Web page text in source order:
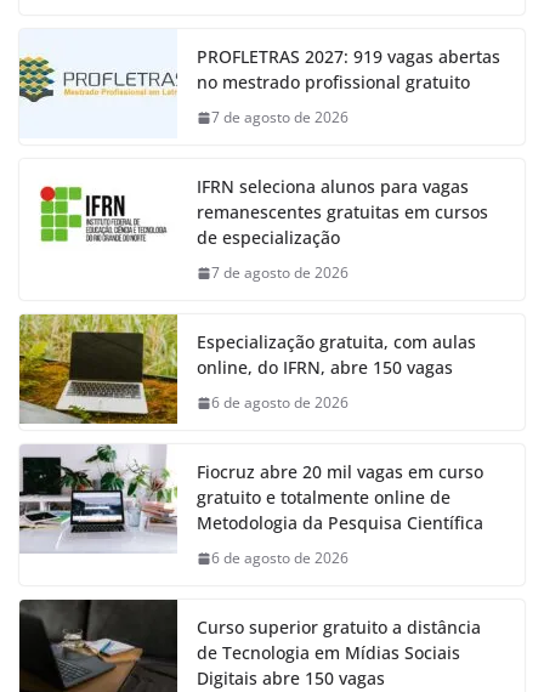
PROFLETRAS 2027: 919 vagas abertas
no mestrado profissional gratuito
7 de agosto de 2026
IFRN seleciona alunos para vagas
remanescentes gratuitas em cursos
de especialização
7 de agosto de 2026
Especialização gratuita, com aulas
online, do IFRN, abre 150 vagas
6 de agosto de 2026
Fiocruz abre 20 mil vagas em curso
gratuito e totalmente online de
Metodologia da Pesquisa Científica
6 de agosto de 2026
Curso superior gratuito a distância
de Tecnologia em Mídias Sociais
Digitais abre 150 vagas